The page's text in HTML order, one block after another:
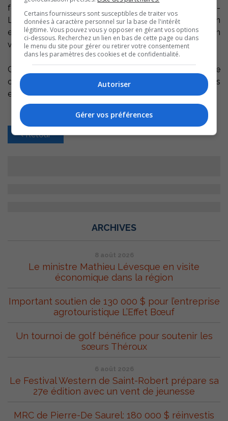
fondateurs de la Maison des Cageux du fleuve Saint-
Laurent, Isabelle Regout et Alexandre Pampalon
exposent depuis une décennie l’épopée des cageux en
véritable diamant identitaire national.
Comme chaque premier dimanche du mois, le Biophare
offrira, par ailleurs, le 7 mai, la visite gratuite de ses
expositions.
Retour
ARCHIVES
8 août 2026
Le ministre Mathieu Lévesque en visite
économique dans la région
Important soutien de 130 000 $ pour l’entreprise
agrotouristique L’Effet Bœuf
Un tournoi de golf bénéfice pour soutenir les
sœurs Théroux
6 août 2026
Le Festival Western de Saint-Robert prépare sa
27e édition avec un vent de jeunesse
MRC de Pierre-De Saurel: 180 000 $ réinvestis
Certains fournisseurs sont susceptibles de traiter vos
données à caractère personnel sur la base de l'intérêt
légitime. Vous pouvez vous y opposer en gérant vos options
ci-dessous. Recherchez un lien en bas de cette page ou dans
le menu du site pour gérer ou retirer votre consentement
dans les paramètres des cookies et de confidentialité.
Autoriser
Gérer vos préférences